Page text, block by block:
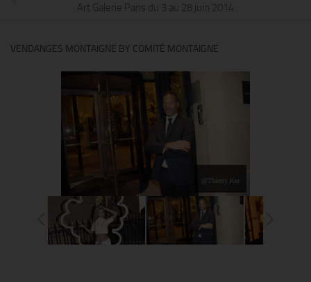
Art Galerie Paris du 3 au 28 juin 2014
VENDANGES MONTAIGNE BY COMITÉ MONTAIGNE
@Thierry Ker